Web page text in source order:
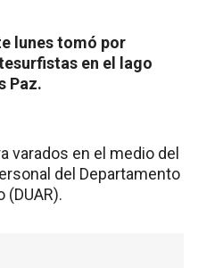
lunes tomó por
en el lago
Paz.
varados en el medio del
del Departamento
(DUAR).